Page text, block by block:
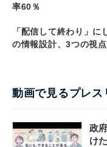
率60％
「配信して終わり」
の情報設計、3つの視点
動画で見るプレス
政
け